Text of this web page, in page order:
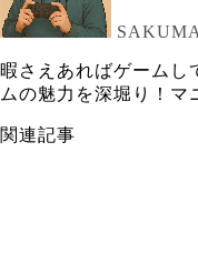
SAKUMA
暇さえあればゲームし
ムの魅力を深堀り！マ
関連記事